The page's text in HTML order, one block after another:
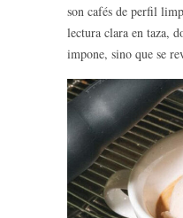
son cafés de perfil
lectura clara en taza,
impone, sino que se